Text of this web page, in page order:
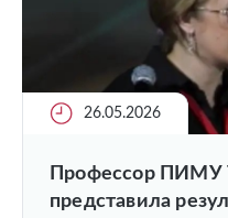
26.05.2026
Профессор ПИМУ
представила